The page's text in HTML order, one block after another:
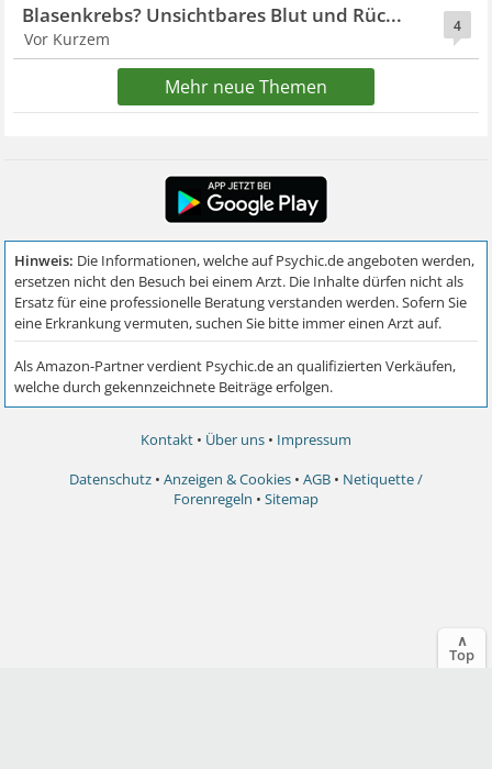
4
Blasenkrebs? Unsichtbares Blut und Rüc...
Vor Kurzem
Mehr neue Themen
Kontakt • Über uns • Impressum
Datenschutz • Anzeigen & Cookies • AGB • Netiquette /
Forenregeln • Sitemap
∧
Top